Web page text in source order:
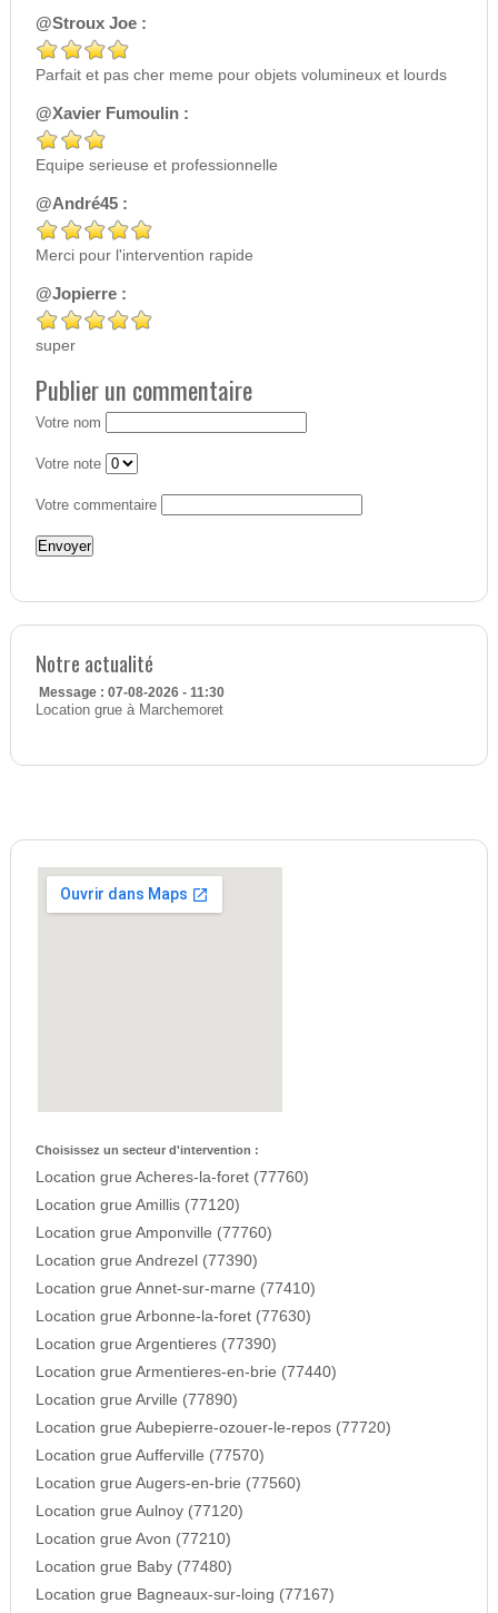
@Stroux Joe :
Parfait et pas cher meme pour objets volumineux et lourds
@Xavier Fumoulin :
Equipe serieuse et professionnelle
@André45 :
Merci pour l'intervention rapide
@Jopierre :
super
Publier un commentaire
Votre nom
Votre note
Votre commentaire
Notre actualité
Message : 07-08-2026 - 11:30
Location grue à Marchemoret
Choisissez un secteur d'intervention :
Location grue Acheres-la-foret (77760)
Location grue Amillis (77120)
Location grue Amponville (77760)
Location grue Andrezel (77390)
Location grue Annet-sur-marne (77410)
Location grue Arbonne-la-foret (77630)
Location grue Argentieres (77390)
Location grue Armentieres-en-brie (77440)
Location grue Arville (77890)
Location grue Aubepierre-ozouer-le-repos (77720)
Location grue Aufferville (77570)
Location grue Augers-en-brie (77560)
Location grue Aulnoy (77120)
Location grue Avon (77210)
Location grue Baby (77480)
Location grue Bagneaux-sur-loing (77167)